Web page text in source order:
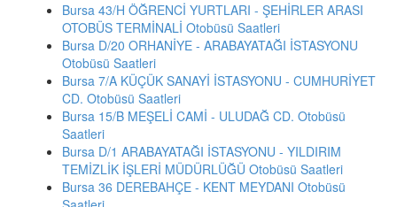
Bursa 43/H ÖĞRENCİ YURTLARI - ŞEHİRLER ARASI
OTOBÜS TERMİNALİ Otobüsü Saatleri
Bursa D/20 ORHANİYE - ARABAYATAĞI İSTASYONU
Otobüsü Saatleri
Bursa 7/A KÜÇÜK SANAYİ İSTASYONU - CUMHURİYET
CD. Otobüsü Saatleri
Bursa 15/B MEŞELİ CAMİ - ULUDAĞ CD. Otobüsü
Saatleri
Bursa D/1 ARABAYATAĞI İSTASYONU - YILDIRIM
TEMİZLİK İŞLERİ MÜDÜRLÜĞÜ Otobüsü Saatleri
Bursa 36 DEREBAHÇE - KENT MEYDANI Otobüsü